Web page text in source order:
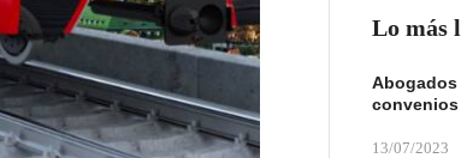
Lo más
Abogados
convenios
13/07/2023